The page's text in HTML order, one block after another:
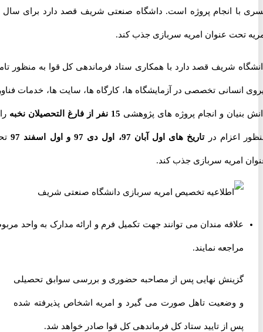
کسری با انجام پروژه است. داشگاه صنعتی شریف قصد دارد برای سال 97
تحت عنوان امریه سربازی جذب کند.
شریف قصد دارد با همکاری ستاد فرماندهی کل قوا به منظور تامین
انسانی تخصصی در آزمایشگاه ها، کارگاه ها، سایت ها، خدمات فناوری
و انجام پروژه های پژوهشی15 نفر از فارغ التحصیلان نخبه را به
اعزام درتاریخ های اول آبان 97، اول دی 97 و اول اسفند 97 تحت
امریه سربازی جذب کند.
علاقه مندان می توانند جهت تکمیل فرم و ارائه مدارک به واحد مربوطه
مراجعه نمایند.
گزینش نهایی پس از مصاحبه حضوری و بررسی سوابق تحصیلی
و وضعیت تاهل صورت می گیرد و امریه اشخاص پذیرفته شده
پس از تایید ستاد کل فرماندهی کل قوا صادر خواهد شد.